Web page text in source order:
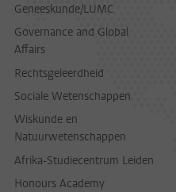
Geneeskunde/LUMC
Governance and Global
Affairs
Rechtsgeleerdheid
Sociale Wetenschappen
Wiskunde en
Natuurwetenschappen
Afrika-Studiecentrum Leiden
Honours Academy